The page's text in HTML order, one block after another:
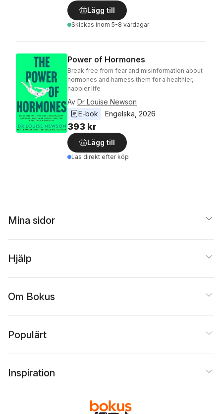
Lägg till
Skickas inom 5-8 vardagar
Power of Hormones
Break free from fear and misinformation about
hormones and harness them for a healthier,
happier life
Av Dr Louise Newson
E-bok
Engelska 2026
393 kr
Lägg till
Läs direkt efter köp
Mina sidor
Hjälp
Om Bokus
Populärt
Inspiration